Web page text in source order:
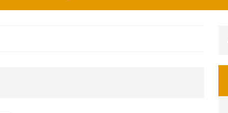
Interview mit KI TECHNIK